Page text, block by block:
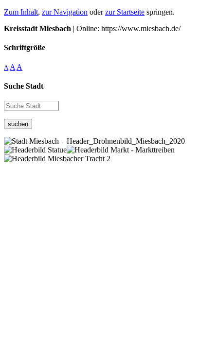
Zum Inhalt, zur Navigation oderzur Startseite springen.
Kreisstadt Miesbach | Online: https://www.miesbach.de/
Schriftgröße
A A A
Suche Stadt
suchen